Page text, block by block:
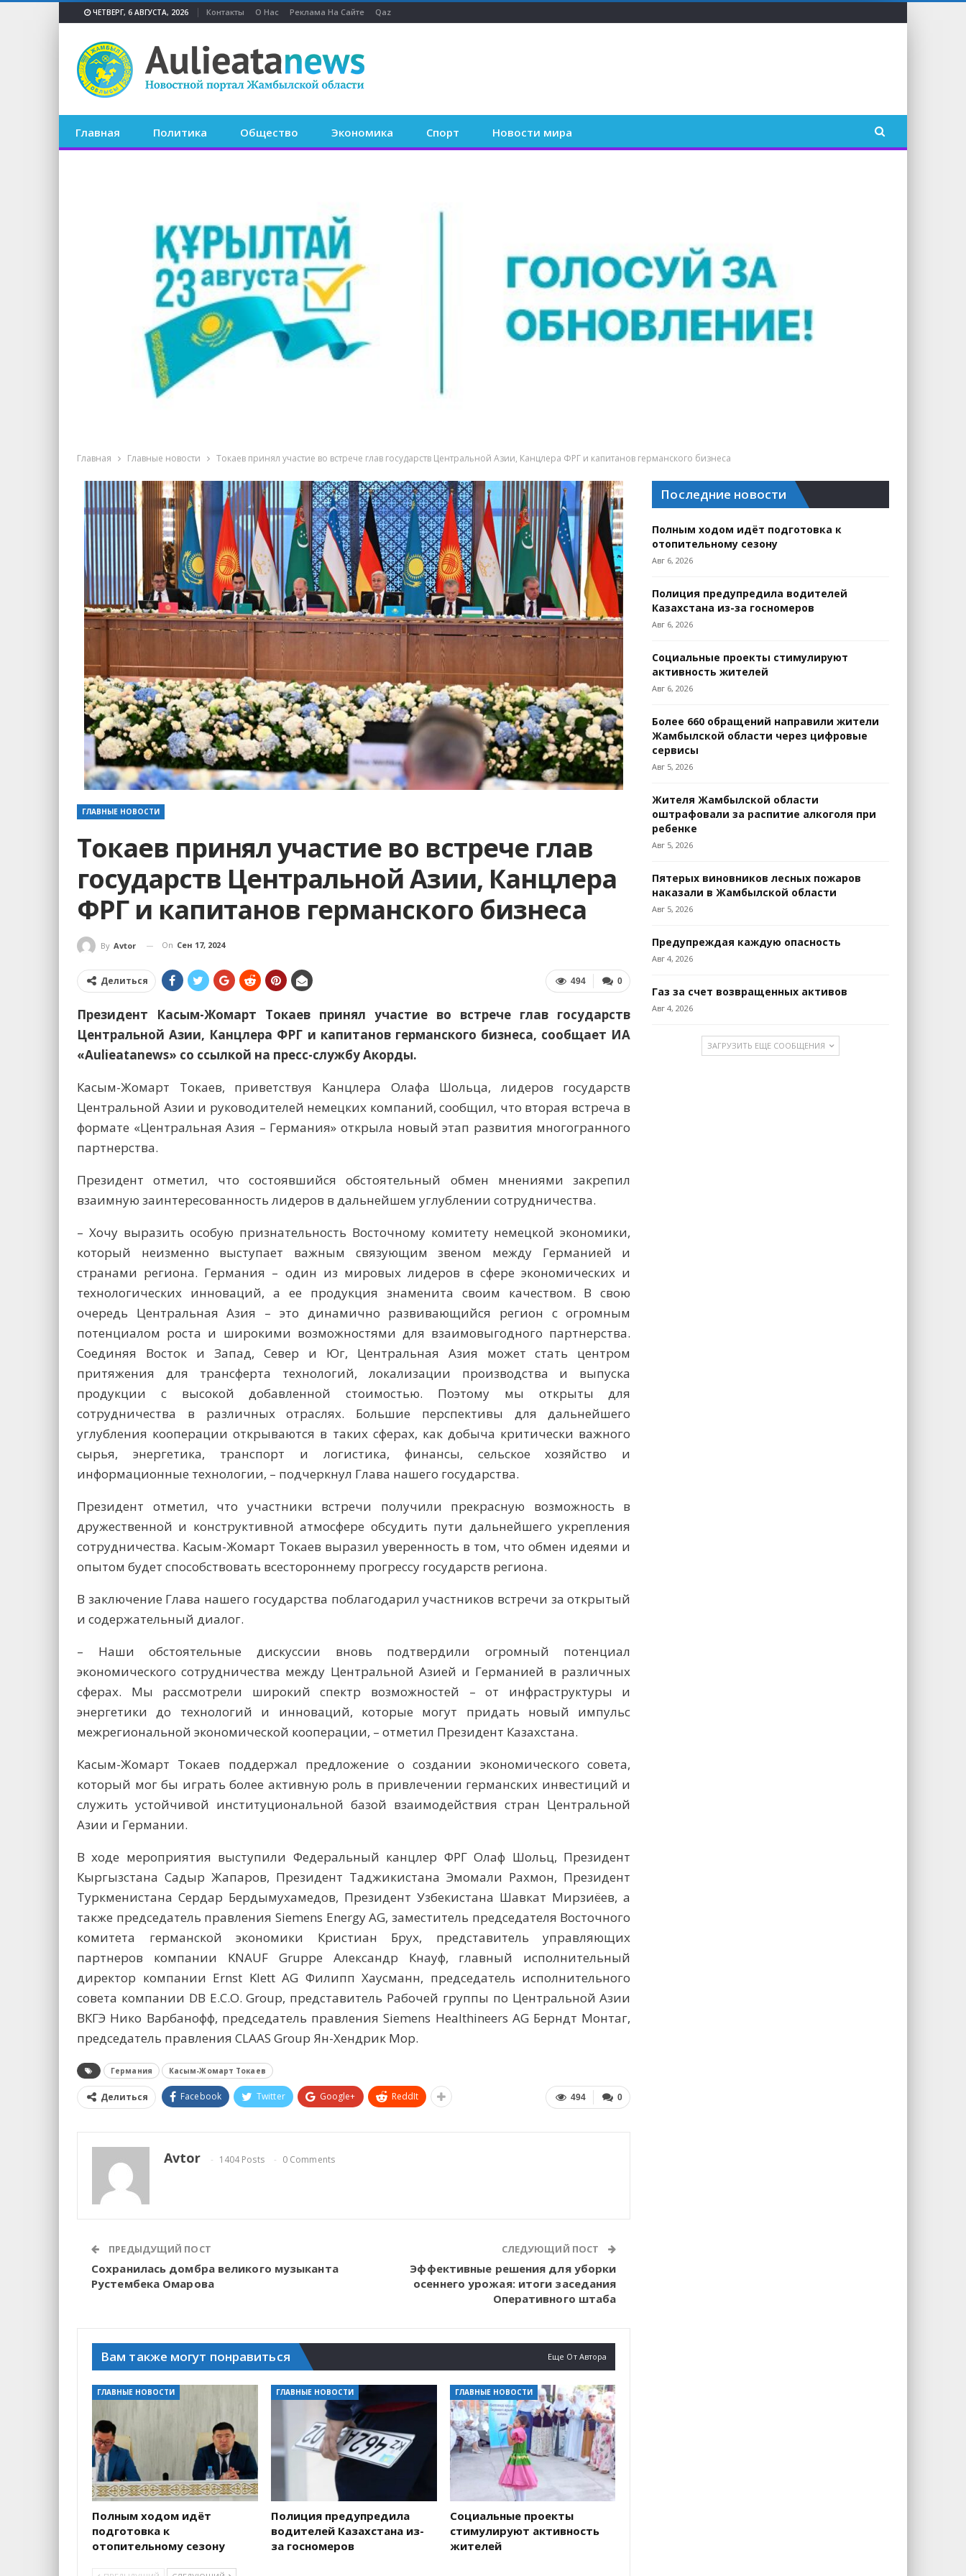
ЧЕТВЕРГ, 6 АВГУСТА, 2026 Контакты О Нас Реклама На Сайте Qaz
Главная Политика Общество Экономика Спорт Новости мира
Главная Главные новости Токаев принял участие во встрече глав государств Центральной Азии, Канцлера ФРГ и капитанов германского бизнеса
ГЛАВНЫЕ НОВОСТИ
Токаев принял участие во встрече глав
государств Центральной Азии, Канцлера
ФРГ и капитанов германского бизнеса
By Avtor On Сен 17, 2024
0
494
Делиться
Президент Касым-Жомарт Токаев принял участие во встрече глав государств
Центральной Азии, Канцлера ФРГ и капитанов германского бизнеса, сообщает ИА
«Aulieatanews» со ссылкой на пресс-службу Акорды.
Касым-Жомарт Токаев, приветствуя Канцлера Олафа Шольца, лидеров государств
Центральной Азии и руководителей немецких компаний, сообщил, что вторая встреча в
формате «Центральная Азия – Германия» открыла новый этап развития многогранного
партнерства.
Президент отметил, что состоявшийся обстоятельный обмен мнениями закрепил
взаимную заинтересованность лидеров в дальнейшем углублении сотрудничества.
– Хочу выразить особую признательность Восточному комитету немецкой экономики,
который неизменно выступает важным связующим звеном между Германией и
странами региона. Германия – один из мировых лидеров в сфере экономических и
технологических инноваций, а ее продукция знаменита своим качеством. В свою
очередь Центральная Азия – это динамично развивающийся регион с огромным
потенциалом роста и широкими возможностями для взаимовыгодного партнерства.
Соединяя Восток и Запад, Север и Юг, Центральная Азия может стать центром
притяжения для трансферта технологий, локализации производства и выпуска
продукции с высокой добавленной стоимостью. Поэтому мы открыты для
сотрудничества в различных отраслях. Большие перспективы для дальнейшего
углубления кооперации открываются в таких сферах, как добыча критически важного
сырья, энергетика, транспорт и логистика, финансы, сельское хозяйство и
информационные технологии, – подчеркнул Глава нашего государства.
Президент отметил, что участники встречи получили прекрасную возможность в
дружественной и конструктивной атмосфере обсудить пути дальнейшего укрепления
сотрудничества. Касым-Жомарт Токаев выразил уверенность в том, что обмен идеями и
опытом будет способствовать всестороннему прогрессу государств региона.
В заключение Глава нашего государства поблагодарил участников встречи за открытый
и содержательный диалог.
– Наши обстоятельные дискуссии вновь подтвердили огромный потенциал
экономического сотрудничества между Центральной Азией и Германией в различных
сферах. Мы рассмотрели широкий спектр возможностей – от инфраструктуры и
энергетики до технологий и инноваций, которые могут придать новый импульс
межрегиональной экономической кооперации, – отметил Президент Казахстана.
Касым-Жомарт Токаев поддержал предложение о создании экономического совета,
который мог бы играть более активную роль в привлечении германских инвестиций и
служить устойчивой институциональной базой взаимодействия стран Центральной
Азии и Германии.
В ходе мероприятия выступили Федеральный канцлер ФРГ Олаф Шольц, Президент
Кыргызстана Садыр Жапаров, Президент Таджикистана Эмомали Рахмон, Президент
Туркменистана Сердар Бердымухамедов, Президент Узбекистана Шавкат Мирзиёев, а
также председатель правления Siemens Energy AG, заместитель председателя Восточного
комитета германской экономики Кристиан Брух, представитель управляющих
партнеров компании KNAUF Gruppe Александр Кнауф, главный исполнительный
директор компании Ernst Klett AG Филипп Хаусманн, председатель исполнительного
совета компании DB E.C.O. Group, представитель Рабочей группы по Центральной Азии
ВКГЭ Нико Варбанофф, председатель правления Siemens Healthineers AG Берндт Монтаг,
председатель правления CLAAS Group Ян-Хендрик Мор.
Германия Касым-Жомарт Токаев
0
494
Делиться Facebook Twitter Google+ ReddIt
Avtor 1404 Posts 0 Comments
ПРЕДЫДУЩИЙ ПОСТ
Сохранилась домбра великого музыканта
Рустембека Омарова
СЛЕДУЮЩИЙ ПОСТ
Эффективные решения для уборки
осеннего урожая: итоги заседания
Оперативного штаба
Вам также могут понравиться Еще От Автора
ГЛАВНЫЕ НОВОСТИ
Полным ходом идёт
подготовка к
отопительному сезону
ГЛАВНЫЕ НОВОСТИ
Полиция предупредила
водителей Казахстана из-
за госномеров
ГЛАВНЫЕ НОВОСТИ
Социальные проекты
стимулируют активность
жителей
Последние новости
Полным ходом идёт подготовка к
отопительному сезону
Авг 6, 2026
Полиция предупредила водителей
Казахстана из-за госномеров
Авг 6, 2026
Социальные проекты стимулируют
активность жителей
Авг 6, 2026
Более 660 обращений направили жители
Жамбылской области через цифровые
сервисы
Авг 5, 2026
Жителя Жамбылской области
оштрафовали за распитие алкоголя при
ребенке
Авг 5, 2026
Пятерых виновников лесных пожаров
наказали в Жамбылской области
Авг 5, 2026
Предупреждая каждую опасность
Авг 4, 2026
Газ за счет возвращенных активов
Авг 4, 2026
ЗАГРУЗИТЬ ЕЩЕ СООБЩЕНИЯ